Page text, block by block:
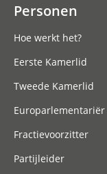
Personen
Hoe werkt het?
Eerste Kamerlid
Tweede Kamerlid
Europarlementariër
Fractievoorzitter
Partijleider